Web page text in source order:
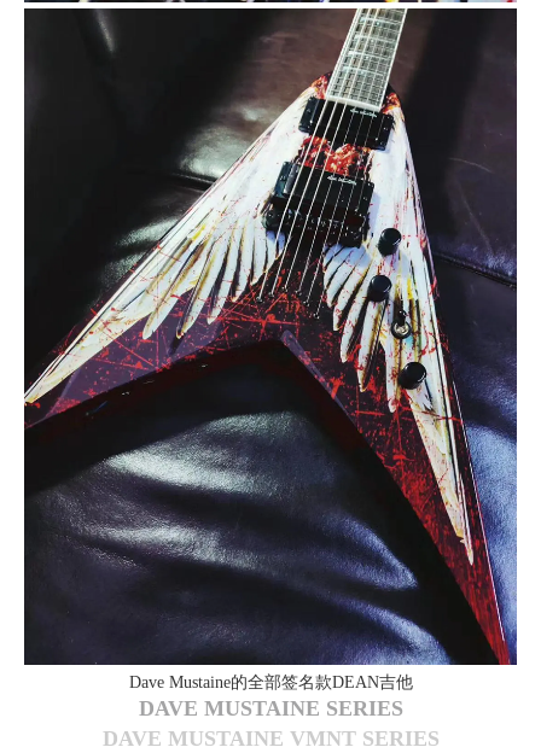
Dave Mustaine的全部签名款DEAN吉他
DAVE MUSTAINE SERIES
DAVE MUSTAINE VMNT SERIES